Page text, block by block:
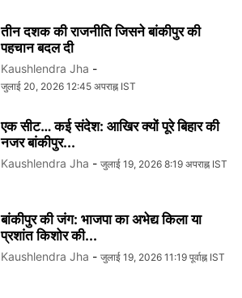
तीन दशक की राजनीति जिसने बांकीपुर की
पहचान बदल दी
Kaushlendra Jha -
जुलाई 20, 2026 12:45 अपराह्न IST
एक सीट… कई संदेश: आखिर क्यों पूरे बिहार की
नजर बांकीपुर...
Kaushlendra Jha - जुलाई 19, 2026 8:19 अपराह्न IST
बांकीपुर की जंग: भाजपा का अभेद्य किला या
प्रशांत किशोर की...
Kaushlendra Jha - जुलाई 19, 2026 11:19 पूर्वाह्न IST